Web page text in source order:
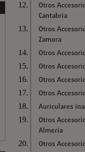
Otros
Cantabria
Otros
Zamora
Otros
Otros
Otros
Otros
Auriculares
Otros
Almería
Otros